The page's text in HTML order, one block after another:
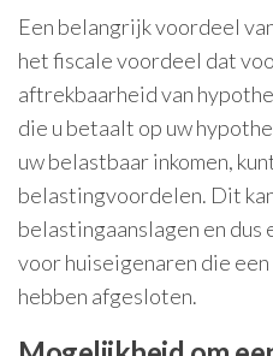
Een belangrijk voordeel
het fiscale voordeel dat
aftrekbaarheid van
die u betaalt op uw
uw belastbaar inkomen,
belastingvoordelen. Dit
belastingaanslagen en
voor huiseigenaren die
hebben afgesloten.